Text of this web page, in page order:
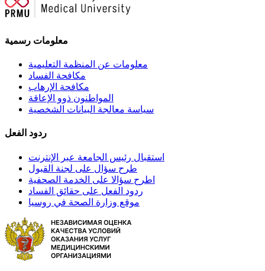
معلومات رسمية
معلومات عن المنظمة التعليمية
مكافحة الفساد
مكافحة الإرهاب
المواطنون ذوو الإعاقة
سياسة معالجة البيانات الشخصية
ردود الفعل
استقبال رئيس الجامعة عبر الإنترنت
طرح سؤال على لجنة القبول
اطرح سؤالا على الخدمة الصحفية
ردود الفعل على حقائق الفساد
موقع وزارة الصحة في روسيا